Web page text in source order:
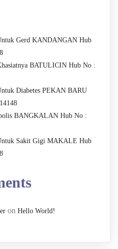
Gerd KANDANGAN Hub
BATULICIN Hub No :
Diabetes PEKAN BARU
BANGKALAN Hub No :
Sakit Gigi MAKALE Hub
on Hello World!